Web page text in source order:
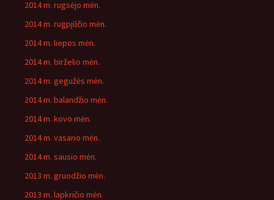
2014 m. rugsėjo mėn.
2014 m. rugpjūčio mėn.
2014 m. liepos mėn.
2014 m. birželio mėn.
2014 m. gegužės mėn.
2014 m. balandžio mėn.
2014 m. kovo mėn.
2014 m. vasario mėn.
2014 m. sausio mėn.
2013 m. gruodžio mėn.
2013 m. lapkričio mėn.